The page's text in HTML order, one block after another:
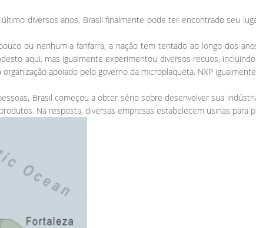
diversos anos, Brasil finalmente pode ter encontrado seu
ou nenhum a fanfarra, a nação tem tentado ao longo dos
aqui, mas igualmente experimentou diversos recuos,
apoiado pelo governo da microplaqueta. NXP
Brasil começou a obter sério sobre desenvolver sua
Na resposta, diversas empresas estabelecem usinas para